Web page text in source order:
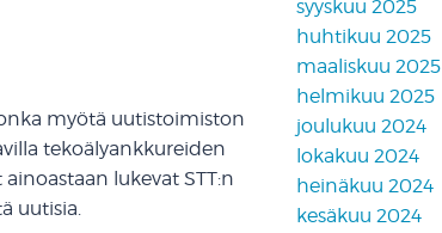
myötä uutistoimiston
tekoälyankkureiden
lukevat STT:n
uutisia.
syyskuu 2025
huhtikuu 2025
maaliskuu 2025
helmikuu 2025
joulukuu 2024
lokakuu 2024
heinäkuu 2024
kesäkuu 2024